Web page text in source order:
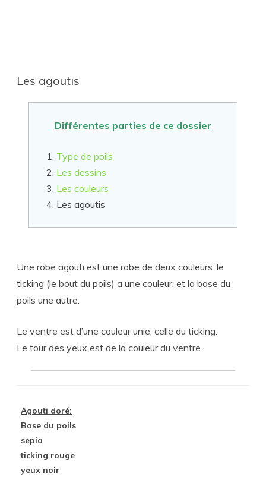
Les agoutis
Différentes parties de ce dossier
Type de poils
Les dessins
Les couleurs
Les agoutis
Une robe agouti est une robe de deux couleurs: le
ticking (le bout du poils) a une couleur, et la base du
poils une autre.
Le ventre est d’une couleur unie, celle du ticking.
Le tour des yeux est de la couleur du ventre.
Agouti doré:
Base du poils
sepia
ticking rouge
yeux noir